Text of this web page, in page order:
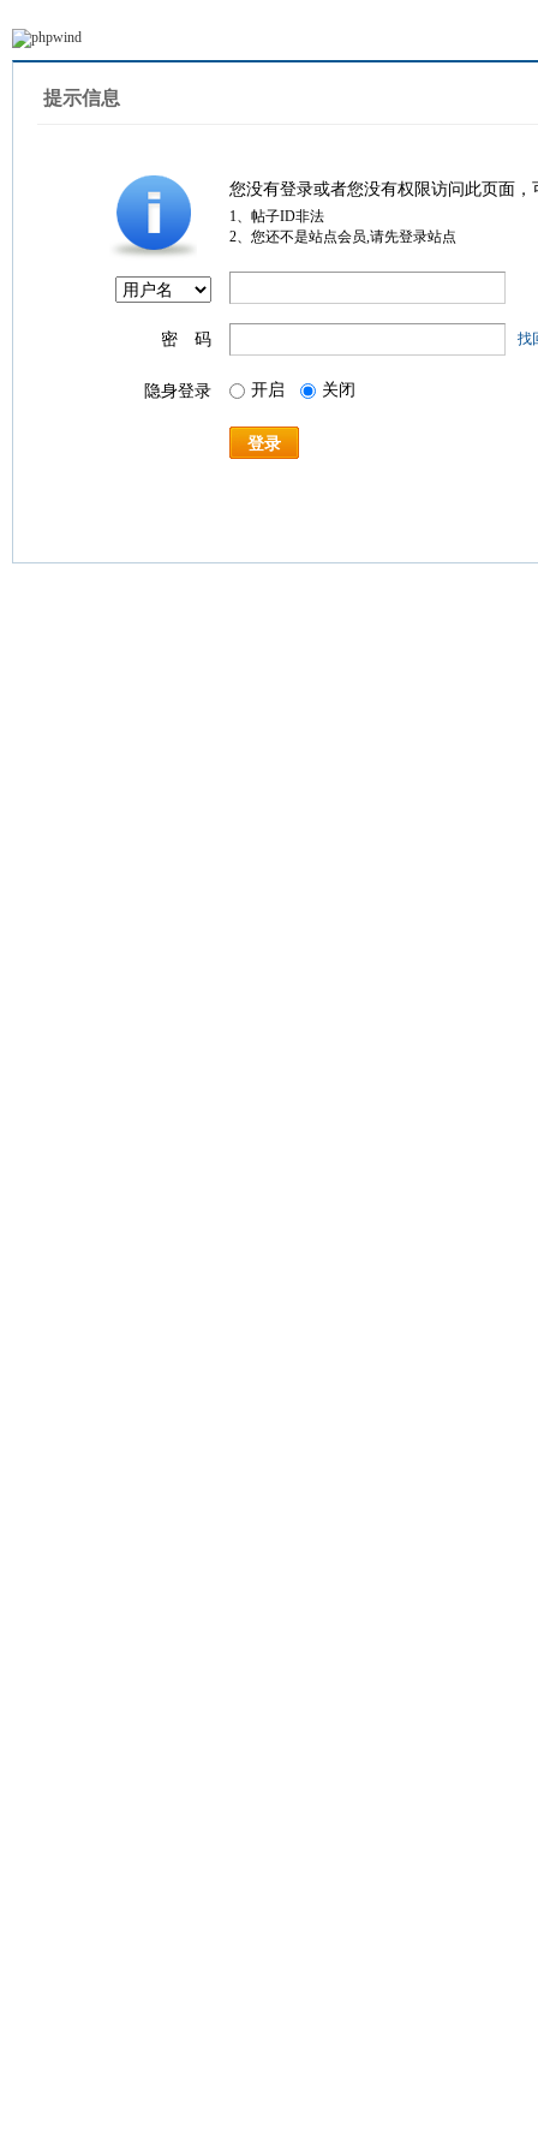
提示信息
您没有登录或者您没有权限访问此页面
1、帖子ID非法
2、您还不是站点会员,请先登录站点
密 码 找
隐身登录 开启 关闭
登录